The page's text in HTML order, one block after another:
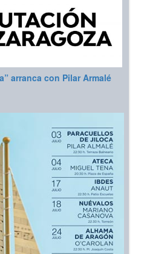
arranca con Pilar Armalé